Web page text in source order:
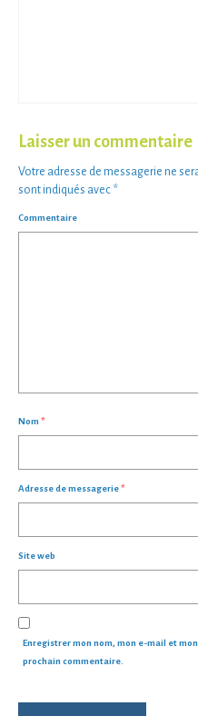
Laisser un commentaire
Votre adresse de messagerie ne
sont indiqués avec *
Commentaire
Nom *
Adresse de messagerie*
Site web
Enregistrer mon nom, mon e-mail et
prochain commentaire.